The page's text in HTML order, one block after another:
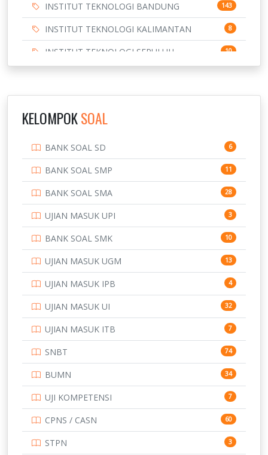
INSTITUT TEKNOLOGI BANDUNG 143
INSTITUT TEKNOLOGI KALIMANTAN 8
INSTITUT TEKNOLOGI SEPULUH
NOVEMBER
10
3
169
7
PTDI STTD 4
133
SMA 146
SMK 231
SMP 134
STIP 2
153
345
UNIVERSITAS AIRLANGGA 15
16
15
KELOMPOKSOAL
BANK SOAL SD 6
BANK SOAL SMP 11
BANK SOAL SMA 28
UJIAN MASUK UPI 3
BANK SOAL SMK 10
UJIAN MASUK UGM 13
UJIAN MASUK IPB 4
UJIAN MASUK UI 32
UJIAN MASUK ITB 7
SNBT 74
BUMN 34
UJI KOMPETENSI 7
CPNS / CASN 60
STPN 3